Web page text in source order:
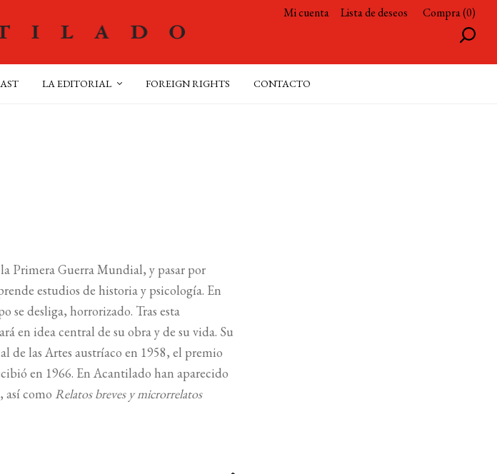
Mi cuenta Lista de deseos Compra (0)
LA EDITORIAL FOREIGN RIGHTS CONTACTO
Primera Guerra Mundial, y pasar por
estudios de historia y psicología. En
se desliga, horrorizado. Tras esta
en idea central de su obra y de su vida. Su
de las Artes austríaco en 1958, el premio
en 1966. En Acantilado han aparecido
así como Relatos breves y microrrelatos